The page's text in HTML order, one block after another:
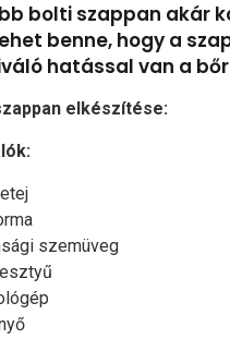
bolti szappan akár
benne, hogy a
hatással van a
elkészítése:
szemüveg